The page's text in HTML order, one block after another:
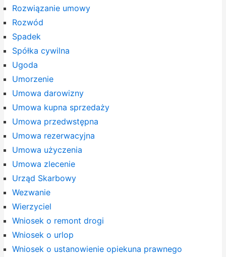
Rozwiązanie umowy
Rozwód
Spadek
Spółka cywilna
Ugoda
Umorzenie
Umowa darowizny
Umowa kupna sprzedaży
Umowa przedwstępna
Umowa rezerwacyjna
Umowa użyczenia
Umowa zlecenie
Urząd Skarbowy
Wezwanie
Wierzyciel
Wniosek o remont drogi
Wniosek o urlop
Wniosek o ustanowienie opiekuna prawnego